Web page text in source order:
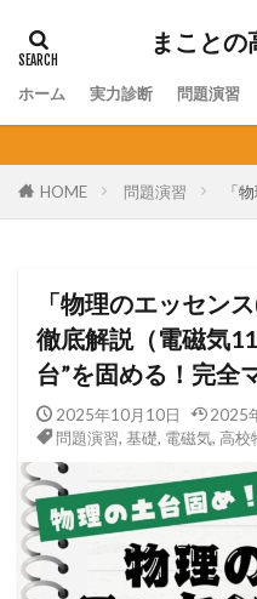
まことの
ホーム 実力診断 問題演習
HOME 問題演習 「
「物理のエッセン
徹底解説（電磁気
台”を固める！完全
2025年10月10日 2025
問題演習, 基礎, 電磁気, 高校